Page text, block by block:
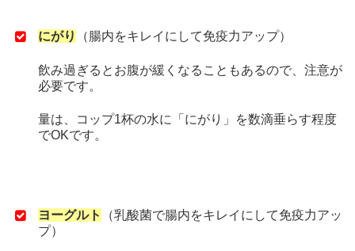
にがり （腸内をキレイにして免疫力アップ）
飲み過ぎるとお腹が緩くなることもあるので、注意が
必要です。
量は、コップ1杯の水に「にがり」を数滴垂らす程度
でOKです。
ヨーグルト
（乳酸菌で腸内をキレイにして免疫力アッ
プ）